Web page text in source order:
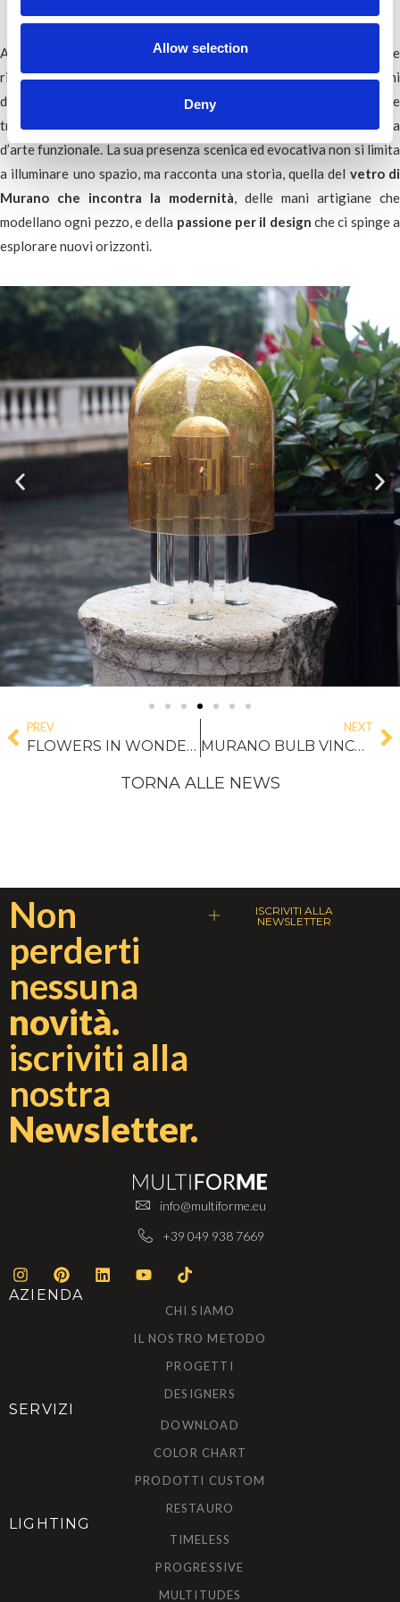
Allow selection
Deny
Apollo 9 rappresenta un oggetto di design ideale per ambienti che
richiedono un tocco di carattere distintivo e personalità. Ogni
dettaglio è stato studiato per offrire un’esperienza sensoriale che
trascende il puro estetismo, trasformando la lampada in un’opera
d’arte funzionale. La sua presenza scenica ed evocativa non si limita
a illuminare uno spazio, ma racconta una storia, quella del vetro di
Murano che incontra la modernità, delle mani artigiane che
modellano ogni pezzo, e della passione per il design che ci spinge a
esplorare nuovi orizzonti.
PREV
FLOWERS IN WONDERLAND RACCONTATI DA ALESSANDRA BALDERESCHI
NEXT
MURANO BULB VINCE GLI ARCHIPRODUCTS AWARDS 2024
TORNA ALLE NEWS
Non
perderti
nessuna
novità.
iscriviti alla
nostra
Newsletter.
ISCRIVITI ALLA
NEWSLETTER
info@multiforme.eu
+39 049 938 7669
AZIENDA
CHI SIAMO
IL NOSTRO METODO
PROGETTI
DESIGNERS
SERVIZI
DOWNLOAD
COLOR CHART
PRODOTTI CUSTOM
RESTAURO
LIGHTING
TIMELESS
PROGRESSIVE
MULTITUDES